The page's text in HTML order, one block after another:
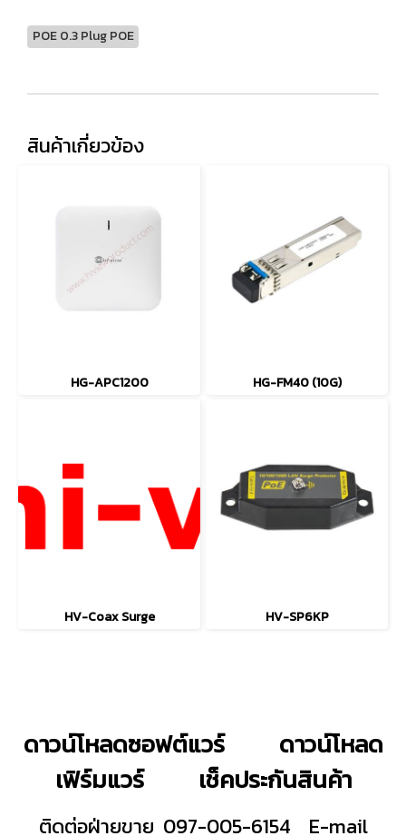
POE 0.3 Plug POE
สินค้าเกี่ยวข้อง
HG-APC1200 HG-FM40 (10G)
HV-Coax Surge HV-SP6KP
ดาวน์โหลดซอฟต์แวร์
ดาวน์โหลด
เฟิร์มแวร์
เช็คประกันสินค้า
ติดต่อฝ่ายขาย 097-005-6154 E-mail